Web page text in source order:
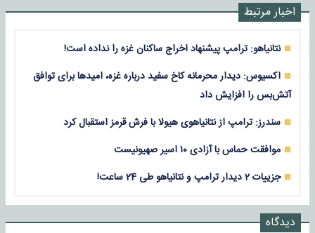
اخبار مرتبط
نتانیاهو: ترامپ پیشنهاد اخراج ساکنان غزه را نداده است!
اکسیوس: دیدار محرمانه کاخ سفید درباره غزه، امیدها برای توافق
آتش‌بس را افزایش داد
سندرز: ترامپ از نتانیاهوی هیولا با فرش قرمز استقبال کرد
موافقت حماس با آزادی ۱۰ اسیر صهیونیست
جزییات 2 دیدار ترامپ و نتانیاهو طی 24 ساعت!
دیدگاه